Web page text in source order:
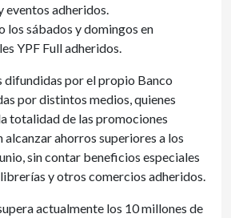
eventos adheridos.
los sábados y domingos en
YPF Full adheridos.
difundidas por el propio Banco
por distintos medios, quienes
totalidad de las promociones
ahorros superiores a los
sin contar beneficios especiales
y otros comercios adheridos.
actualmente los 10 millones de